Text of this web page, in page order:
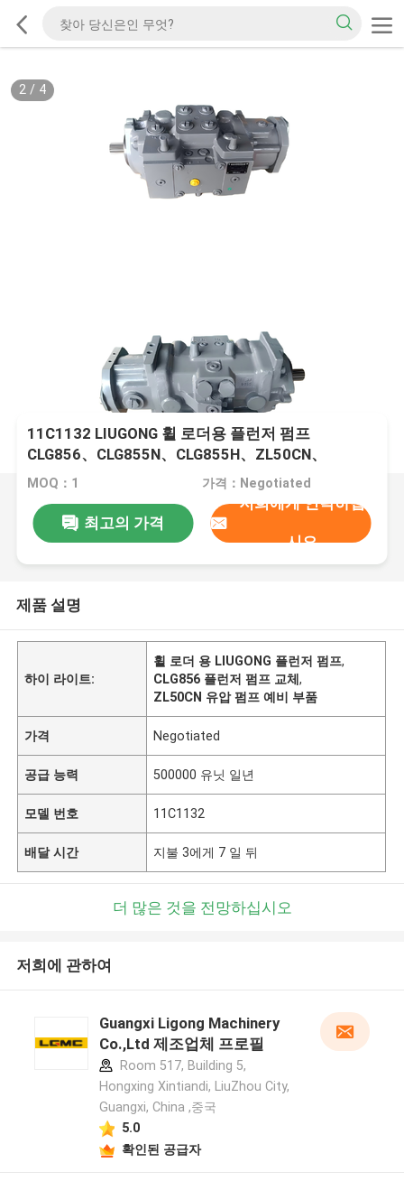
2/ 4
11C1132 LIUGONG 휠 로더용 플런저 펌프
CLG856、CLG855N、CLG855H、ZL50CN、
ZL50C、CLG862H、CLG860H、CLG870H、
MOQ：1 가격：Negotiated
최고의 가격
저희에게 연락하십
시오
제품 설명
하이 라이트:
휠 로더 용 LIUGONG 플런저 펌프,
CLG856 플런저 펌프 교체,
ZL50CN 유압 펌프 예비 부품
가격 Negotiated
공급 능력 500000 유닛 일년
모델 번호 11C1132
배달 시간 지불 3에게 7 일 뒤
더 많은 것을 전망하십시오
저희에 관하여
Guangxi Ligong Machinery
Co.,Ltd 제조업체 프로필
Room 517, Building 5,
Hongxing Xintiandi, LiuZhou City,
Guangxi, China ,중국
5.0
확인된 공급자